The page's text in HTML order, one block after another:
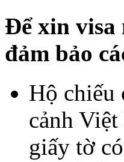
Để xin visa
đảm bảo
Hộ chiếu
cảnh
giấy tờ